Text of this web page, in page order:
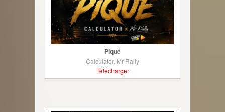
Piqué
Calculator, Mr Rally
Télécharger